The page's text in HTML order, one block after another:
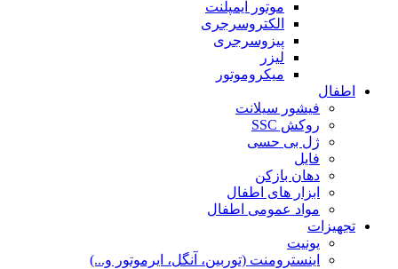
موتور ایمپلنت
الکتروسرجری
پیزوسرجری
لیزر
میکروموتور
اطفال
فیشور سیلانت
روکش SSC
ژل بی حسی
فایل
دهان بازکن
ابزار های اطفال
مواد عمومی اطفال
تجهیزات
یونیت
اینسترومنت (توربین، آنگل، ایرموتور و...)